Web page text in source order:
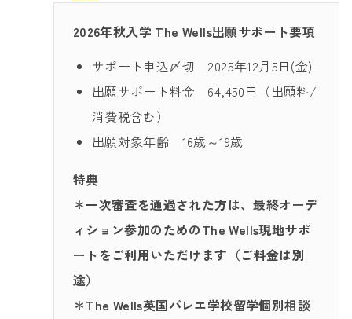
2026年秋入学 The Wells出願サポート要項
サポート申込〆切 2025年12月5日(金)
出願サポート料金 64,450円（出願料/
消費税含む）
出願対象年齢 16歳～19歳
特典
＊一次審査を通過された方は、最終オーデ
ィション参加のためのThe Wells現地サポ
ートをご利用いただけます（ご料金は別
途）
＊The Wells英国バレエ学校留学個別相談